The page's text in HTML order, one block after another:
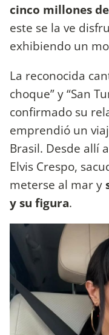
cinco millones
este se la ve
exhibiendo un
La reconocida
choque” y “San
confirmado su
emprendió un
Brasil. Desde allí
Elvis Crespo,
meterse al mar y
y su figura.